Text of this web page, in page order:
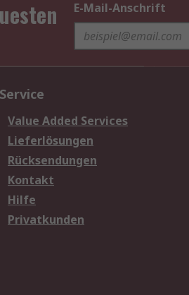
E-Mail-Anschrift
Service
Value Added Services
Lieferlösungen
Rücksendungen
Kontakt
Hilfe
Privatkunden